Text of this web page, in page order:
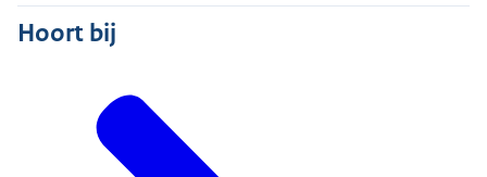
Hoort bij